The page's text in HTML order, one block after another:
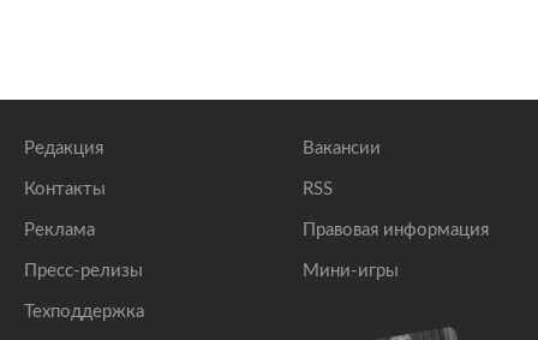
Редакция
Контакты
Реклама
Пресс-релизы
Техподдержка
Вакансии
RSS
Правовая информация
Мини-игры